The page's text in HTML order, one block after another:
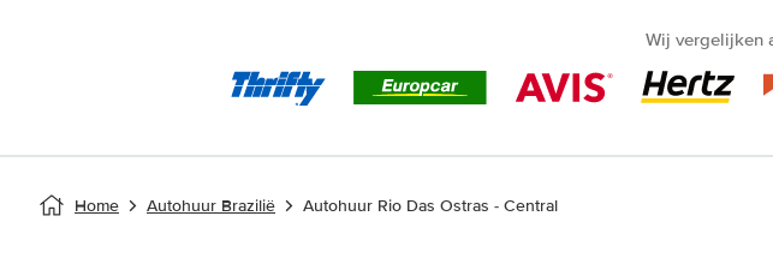
Wij vergelijken
Home Autohuur Brazilië Autohuur Rio Das Ostras - Central